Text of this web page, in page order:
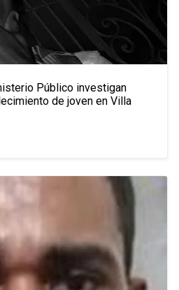
Público investigan
de joven en Villa